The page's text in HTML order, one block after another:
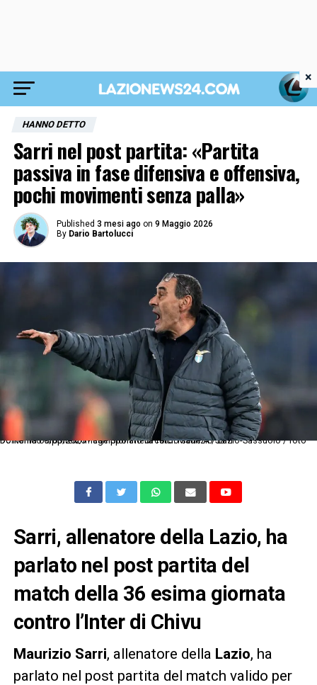
HANNO DETTO
Sarri nel post partita: «Partita
passiva in fase difensiva e offensiva,
pochi movimenti senza palla»
Published 3 mesi ago on 9 Maggio 2026
By Dario Bartolucci
Dc Roma 09/03/2026 - campionato di calcio serie A / Lazio-Sassuolo / foto Domenico Cippitelli/Image Sport nella foto: Maurizio Sarri
Sarri, allenatore della Lazio, ha
parlato nel post partita del
match della 36 esima giornata
contro l’Inter di Chivu
Maurizio Sarri, allenatore della Lazio, ha
parlato nel post partita del match valido per
×